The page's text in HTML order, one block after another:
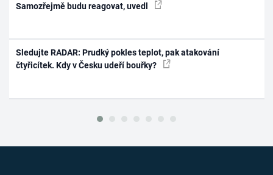
Samozřejmě budu reagovat, uvedl
Sledujte RADAR: Prudký pokles teplot, pak atakování
čtyřicítek. Kdy v Česku udeří bouřky?